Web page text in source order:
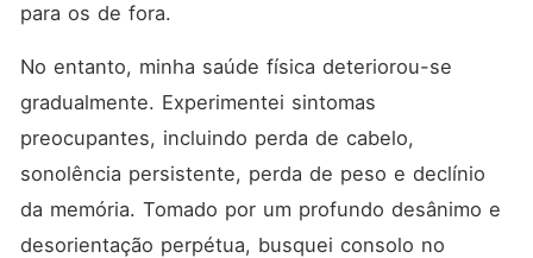
para os de fora.
No entanto, minha saúde física deteriorou-se
gradualmente. Experimentei sintomas
preocupantes, incluindo perda de cabelo,
sonolência persistente, perda de peso e declínio
da memória. Tomado por um profundo desânimo e
desorientação perpétua, busquei consolo no